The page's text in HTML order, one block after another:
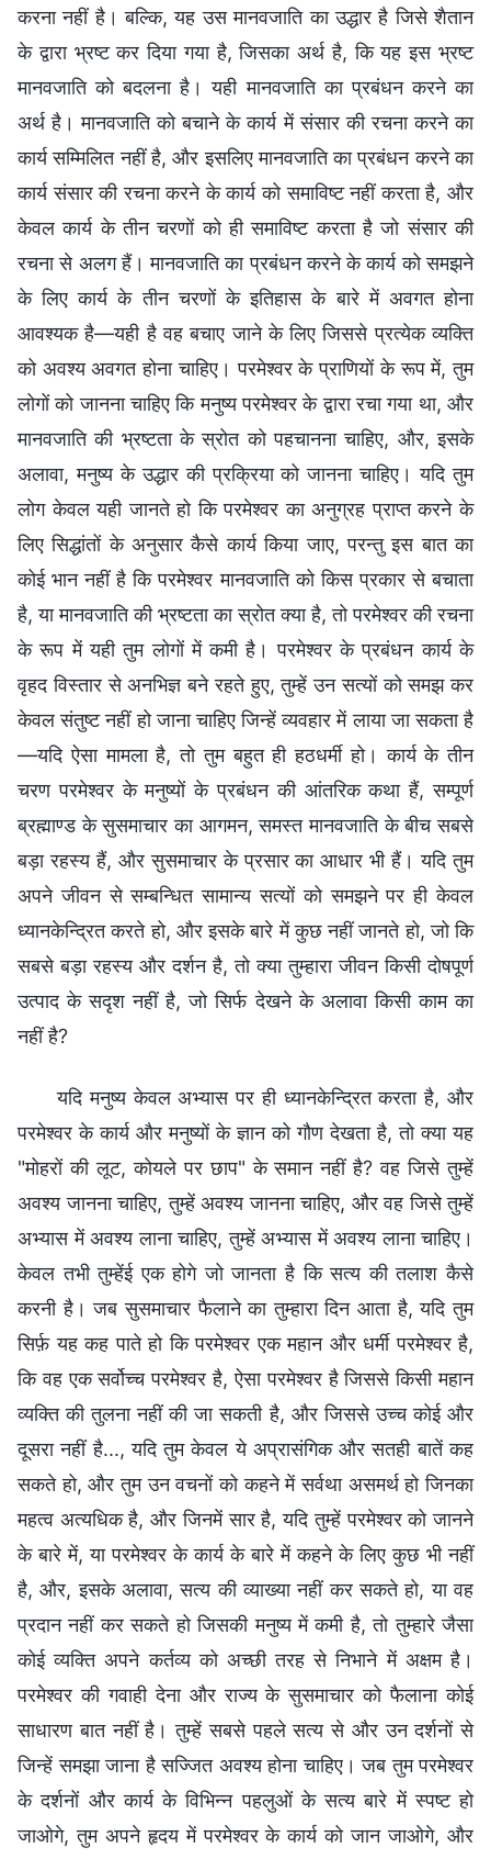
करना नहीं है। बल्कि, यह उस मानवजाति का उद्धार है जिसे शैतान
के द्वारा भ्रष्ट कर दिया गया है, जिसका अर्थ है, कि यह इस भ्रष्ट
मानवजाति को बदलना है। यही मानवजाति का प्रबंधन करने का
अर्थ है। मानवजाति को बचाने के कार्य में संसार की रचना करने का
कार्य सम्मिलित नहीं है, और इसलिए मानवजाति का प्रबंधन करने का
कार्य संसार की रचना करने के कार्य को समाविष्ट नहीं करता है, और
केवल कार्य के तीन चरणों को ही समाविष्ट करता है जो संसार की
रचना से अलग हैं। मानवजाति का प्रबंधन करने के कार्य को समझने
के लिए कार्य के तीन चरणों के इतिहास के बारे में अवगत होना
आवश्यक है—यही है वह बचाए जाने के लिए जिससे प्रत्येक व्यक्ति
को अवश्य अवगत होना चाहिए। परमेश्वर के प्राणियों के रूप में, तुम
लोगों को जानना चाहिए कि मनुष्य परमेश्वर के द्वारा रचा गया था, और
मानवजाति की भ्रष्टता के स्रोत को पहचानना चाहिए, और, इसके
अलावा, मनुष्य के उद्धार की प्रक्रिया को जानना चाहिए। यदि तुम
लोग केवल यही जानते हो कि परमेश्वर का अनुग्रह प्राप्त करने के
लिए सिद्धांतों के अनुसार कैसे कार्य किया जाए, परन्तु इस बात का
कोई भान नहीं है कि परमेश्वर मानवजाति को किस प्रकार से बचाता
है, या मानवजाति की भ्रष्टता का स्रोत क्या है, तो परमेश्वर की रचना
के रूप में यही तुम लोगों में कमी है। परमेश्वर के प्रबंधन कार्य के
वृहद विस्तार से अनभिज्ञ बने रहते हुए, तुम्हें उन सत्यों को समझ कर
केवल संतुष्ट नहीं हो जाना चाहिए जिन्हें व्यवहार में लाया जा सकता है
—यदि ऐसा मामला है, तो तुम बहुत ही हठधर्मी हो। कार्य के तीन
चरण परमेश्वर के मनुष्यों के प्रबंधन की आंतरिक कथा हैं, सम्पूर्ण
ब्रह्माण्ड के सुसमाचार का आगमन, समस्त मानवजाति के बीच सबसे
बड़ा रहस्य हैं, और सुसमाचार के प्रसार का आधार भी हैं। यदि तुम
अपने जीवन से सम्बन्धित सामान्य सत्यों को समझने पर ही केवल
ध्यानकेन्द्रित करते हो, और इसके बारे में कुछ नहीं जानते हो, जो कि
सबसे बड़ा रहस्य और दर्शन है, तो क्या तुम्हारा जीवन किसी दोषपूर्ण
उत्पाद के सदृश नहीं है, जो सिर्फ देखने के अलावा किसी काम का
नहीं है?
यदि मनुष्य केवल अभ्यास पर ही ध्यानकेन्द्रित करता है, और
परमेश्वर के कार्य और मनुष्यों के ज्ञान को गौण देखता है, तो क्या यह
"मोहरों की लूट, कोयले पर छाप" के समान नहीं है? वह जिसे तुम्हें
अवश्य जानना चाहिए, तुम्हें अवश्य जानना चाहिए, और वह जिसे तुम्हें
अभ्यास में अवश्य लाना चाहिए, तुम्हें अभ्यास में अवश्य लाना चाहिए।
केवल तभी तुम्हेंई एक होगे जो जानता है कि सत्य की तलाश कैसे
करनी है। जब सुसमाचार फैलाने का तुम्हारा दिन आता है, यदि तुम
सिर्फ़ यह कह पाते हो कि परमेश्वर एक महान और धर्मी परमेश्वर है,
कि वह एक सर्वोच्च परमेश्वर है, ऐसा परमेश्वर है जिससे किसी महान
व्यक्ति की तुलना नहीं की जा सकती है, और जिससे उच्च कोई और
दूसरा नहीं है..., यदि तुम केवल ये अप्रासंगिक और सतही बातें कह
सकते हो, और तुम उन वचनों को कहने में सर्वथा असमर्थ हो जिनका
महत्व अत्यधिक है, और जिनमें सार है, यदि तुम्हें परमेश्वर को जानने
के बारे में, या परमेश्वर के कार्य के बारे में कहने के लिए कुछ भी नहीं
है, और, इसके अलावा, सत्य की व्याख्या नहीं कर सकते हो, या वह
प्रदान नहीं कर सकते हो जिसकी मनुष्य में कमी है, तो तुम्हारे जैसा
कोई व्यक्ति अपने कर्तव्य को अच्छी तरह से निभाने में अक्षम है।
परमेश्वर की गवाही देना और राज्य के सुसमाचार को फैलाना कोई
साधारण बात नहीं है। तुम्हें सबसे पहले सत्य से और उन दर्शनों से
जिन्हें समझा जाना है सज्जित अवश्य होना चाहिए। जब तुम परमेश्वर
के दर्शनों और कार्य के विभिन्न पहलुओं के सत्य बारे में स्पष्ट हो
जाओगे, तुम अपने हृदय में परमेश्वर के कार्य को जान जाओगे, और